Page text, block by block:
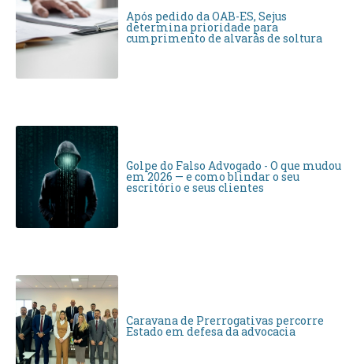
Após pedido da OAB-ES, Sejus
determina prioridade para
cumprimento de alvarás de soltura
Golpe do Falso Advogado - O que mudou
em 2026 — e como blindar o seu
escritório e seus clientes
Caravana de Prerrogativas percorre
Estado em defesa da advocacia